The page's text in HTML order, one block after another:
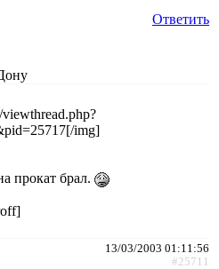
Ответить
img]
прокат брал.
13/03/2003 01:11:56
#25711